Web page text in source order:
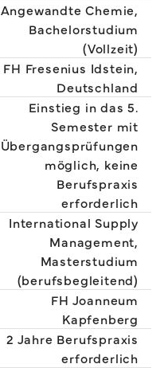
Angewandte Chemie,
Bachelorstudium
(Vollzeit)
FH Fresenius Idstein,
Deutschland
Einstieg in das 5.
Semester mit
Übergangsprüfungen
möglich, keine
Berufspraxis
erforderlich
International Supply
Management,
Masterstudium
(berufsbegleitend)
FH Joanneum
Kapfenberg
2 Jahre Berufspraxis
erforderlich